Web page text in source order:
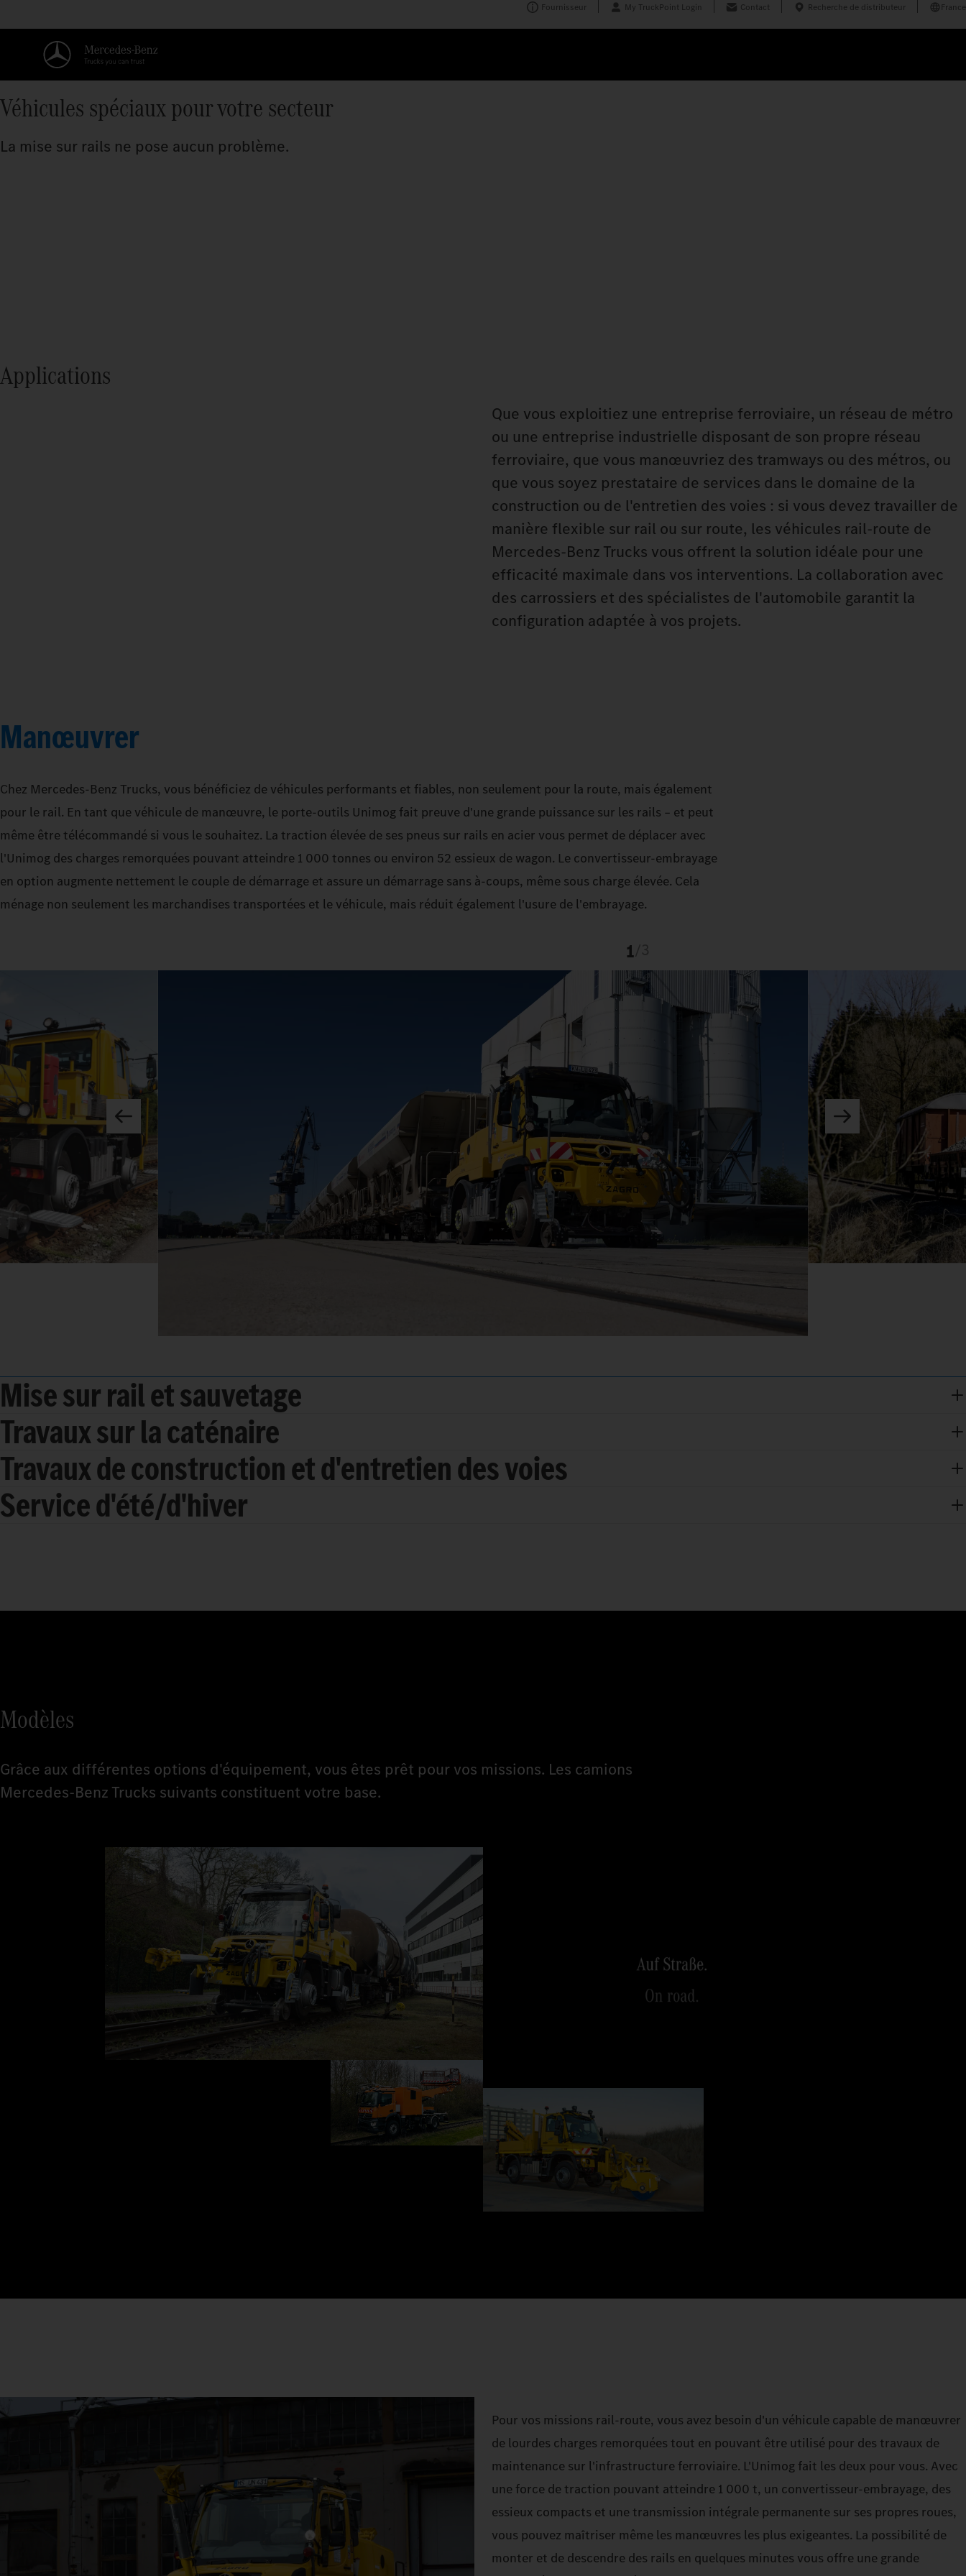
Fournisseur My TruckPoint Login Contact Recherche de distributeur France
Véhicules spéciaux pour votre secteur
La mise sur rails ne pose aucun problème.
Applications
Que vous exploitiez une entreprise ferroviaire, un réseau de métro
ou une entreprise industrielle disposant de son propre réseau
ferroviaire, que vous manœuvriez des tramways ou des métros, ou
que vous soyez prestataire de services dans le domaine de la
construction ou de l'entretien des voies : si vous devez travailler de
manière flexible sur rail ou sur route, les véhicules rail-route de
Mercedes‑Benz Trucks vous offrent la solution idéale pour une
efficacité maximale dans vos interventions. La collaboration avec
des carrossiers et des spécialistes de l'automobile garantit la
configuration adaptée à vos projets.
Manœuvrer
Chez Mercedes‑Benz Trucks, vous bénéficiez de véhicules performants et fiables, non seulement pour la route, mais également
pour le rail. En tant que véhicule de manœuvre, le porte-outils Unimog fait preuve d'une grande puissance sur les rails – et peut
même être télécommandé si vous le souhaitez. La traction élevée de ses pneus sur rails en acier vous permet de déplacer avec
l'Unimog des charges remorquées pouvant atteindre 1 000 tonnes ou environ 52 essieux de wagon. Le convertisseur-embrayage
en option augmente nettement le couple de démarrage et assure un démarrage sans à-coups, même sous charge élevée. Cela
ménage non seulement les marchandises transportées et le véhicule, mais réduit également l'usure de l'embrayage.
1
Mise sur rail et sauvetage
Travaux sur la caténaire
Travaux de construction et d'entretien des voies
Service d'été/d'hiver
Modèles
Grâce aux différentes options d'équipement, vous êtes prêt pour vos missions. Les camions
Mercedes-Benz Trucks suivants constituent votre base.
Pour vos missions rail-route, vous avez besoin d'un véhicule capable de manœuvrer
de lourdes charges remorquées tout en pouvant être utilisé pour des travaux de
maintenance sur l'infrastructure ferroviaire. L'Unimog fait les deux pour vous. Avec
une force de traction pouvant atteindre 1 000 t, un convertisseur-embrayage, des
essieux compacts et une transmission intégrale permanente sur ses propres roues,
vous pouvez maîtriser même les manœuvres les plus exigeantes. La possibilité de
monter et de descendre des rails en quelques minutes vous offre une grande